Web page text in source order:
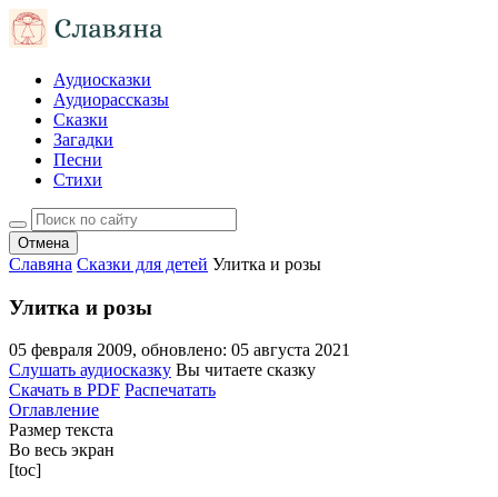
Аудиосказки
Аудиорассказы
Сказки
Загадки
Песни
Стихи
Отмена
Славяна Сказки для детей Улитка и розы
Улитка и розы
05 февраля 2009, обновлено: 05 августа 2021
Слушать аудиосказку Вы читаете сказку
Скачать в PDF Распечатать
Оглавление
Размер текста
Во весь экран
[toc]